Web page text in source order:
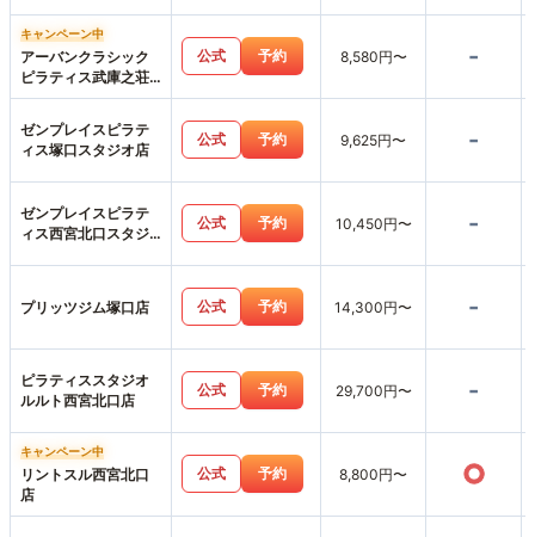
キャンペーン中
アーバンクラシック
ピラティス武庫之荘
店
公式 予約 8,580円〜 -
ゼンプレイスピラテ
ィス塚口スタジオ店
公式 予約 9,625円〜 -
ゼンプレイスピラテ
ィス西宮北口スタジ
公式 予約 10,450円〜 -
プリッツジム塚口店 公式 予約 14,300円〜 -
ピラティススタジオ
ルルト西宮北口店
公式 予約 29,700円〜 -
キャンペーン中
リントスル西宮北口
店
公式 予約 8,800円〜 ○